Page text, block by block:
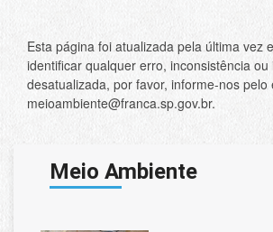
Esta página foi atualizada pela última vez
identificar qualquer erro, inconsistência
desatualizada, por favor, informe-nos pelo
meioambiente@franca.sp.gov.br.
Meio Ambiente